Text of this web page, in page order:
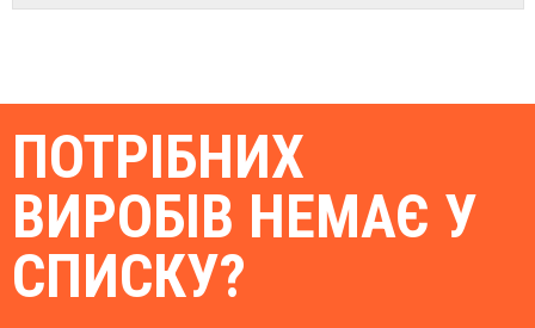
ПОТРІБНИХ
ВИРОБІВ НЕМАЄ У
СПИСКУ?